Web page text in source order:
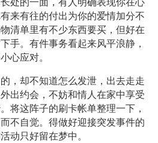
来有往的付出为你的爱情加分不
清单里有不少东西要买，但好在
手。有件事务看起来风平浪静，
心应对。
，却不知道怎么发泄，出去走走
出约会，不妨和情人在家中享受
将这阵子的刷卡帐单整理一下，
不自觉。得做好迎接突发事件的
动只好留在梦中。